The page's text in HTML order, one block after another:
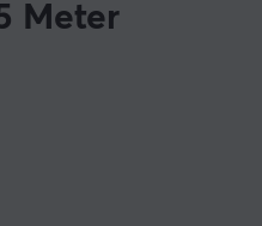
Meter